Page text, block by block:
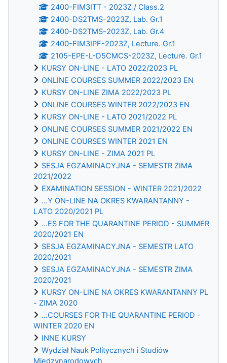
2400-FIM3ITT - 2023Z / Class.2
2400-DS2TMS-2023Z, Lab. Gr.1
2400-DS2TMS-2023Z, Lab. Gr.4
2400-FIM3IPF-2023Z, Lecture. Gr.1
2105-EPE-L-D5CMCS-2023Z, Lecture. Gr.1
KURSY ON-LINE - LATO 2022/2023 PL
ONLINE COURSES SUMMER 2022/2023 EN
KURSY ON-LINE ZIMA 2022/2023 PL
ONLINE COURSES WINTER 2022/2023 EN
KURSY ON-LINE - LATO 2021/2022 PL
ONLINE COURSES SUMMER 2021/2022 EN
ONLINE COURSES WINTER 2021 EN
KURSY ON-LINE - ZIMA 2021 PL
SESJA EGZAMINACYJNA - SEMESTR ZIMA
2021/2022
EXAMINATION SESSION - WINTER 2021/2022
...Y ON-LINE NA OKRES KWARANTANNY -
LATO 2020/2021 PL
...ES FOR THE QUARANTINE PERIOD - SUMMER
2020/2021 EN
SESJA EGZAMINACYJNA - SEMESTR LATO
2020/2021
SESJA EGZAMINACYJNA - SEMESTR ZIMA
2020/2021
KURSY ON-LINE NA OKRES KWARANTANNY PL
- ZIMA 2020
...COURSES FOR THE QUARANTINE PERIOD -
WINTER 2020 EN
INNE KURSY
Wydział Nauk Politycznych i Studiów
Międzynarodowych